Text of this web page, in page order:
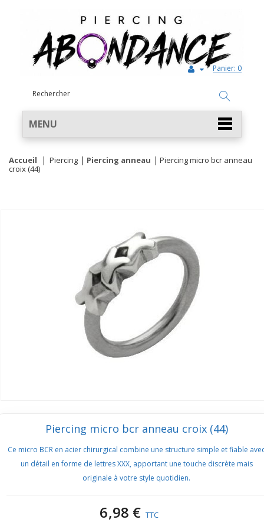
Panier: 0
MENU
Accueil Piercing Piercing anneau
Piercing micro bcr anneau
croix (44)
Piercing micro bcr anneau croix (44)
Ce micro BCR en acier chirurgical combine une structure simple et fiable
un détail en forme de lettres XXX, apportant une touche discrète mais
originale à votre style quotidien.
6,98 € TTC